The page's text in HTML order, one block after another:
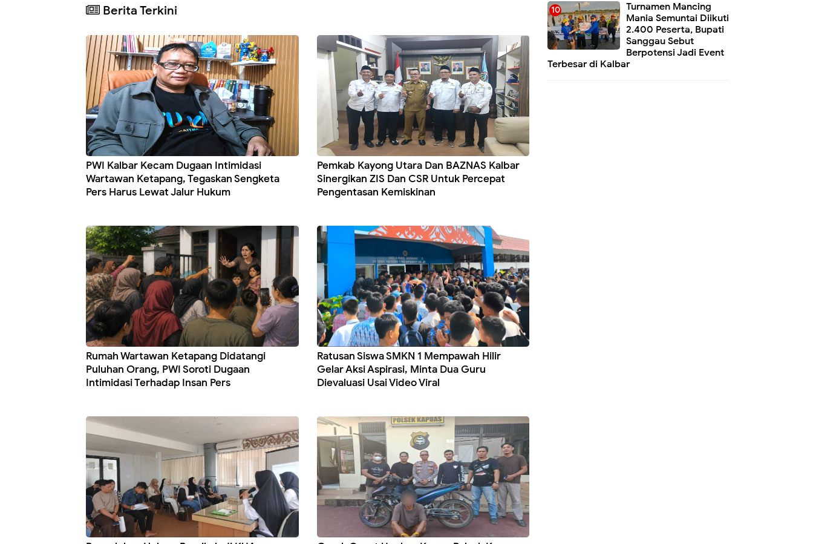
Berita Terkini
PWI Kalbar Kecam Dugaan Intimidasi
Wartawan Ketapang, Tegaskan Sengketa
Pers Harus Lewat Jalur Hukum
Pemkab Kayong Utara Dan BAZNAS Kalbar
Sinergikan ZIS Dan CSR Untuk Percepat
Pengentasan Kemiskinan
Rumah Wartawan Ketapang Didatangi
Puluhan Orang, PWI Soroti Dugaan
Intimidasi Terhadap Insan Pers
Ratusan Siswa SMKN 1 Mempawah Hilir
Gelar Aksi Aspirasi, Minta Dua Guru
Dievaluasi Usai Video Viral
Turnamen Mancing
Mania Semuntai Diikuti
2.400 Peserta, Bupati
Sanggau Sebut
Berpotensi Jadi Event
Terbesar di Kalbar